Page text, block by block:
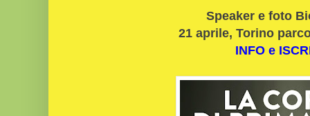
Speaker e foto
21 aprile, Torino
INFO e